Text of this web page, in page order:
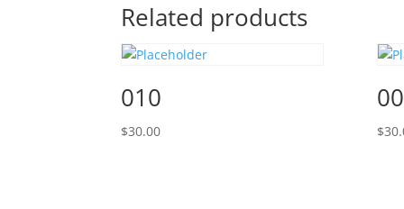
Related products
010
$30.00 $